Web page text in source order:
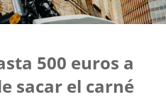
500 euros a
sacar el carné